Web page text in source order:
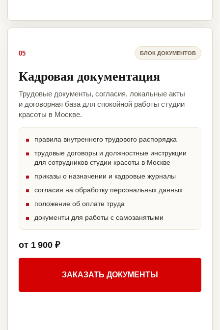
05 БЛОК ДОКУМЕНТОВ
Кадровая документация
Трудовые документы, согласия, локальные акты
и договорная база для спокойной работы студии
красоты в Москве.
правила внутреннего трудового распорядка
трудовые договоры и должностные инструкции
для сотрудников студии красоты в Москве
приказы о назначении и кадровые журналы
согласия на обработку персональных данных
положение об оплате труда
документы для работы с самозанятыми
от 1 900 ₽
ЗАКАЗАТЬ ДОКУМЕНТЫ